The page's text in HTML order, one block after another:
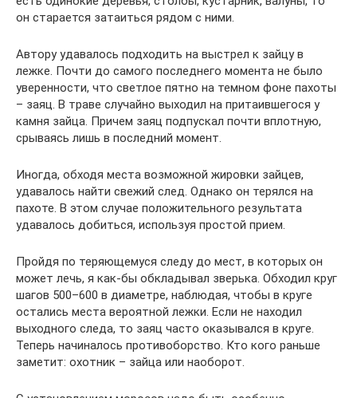
он старается затаиться рядом с ними.
Автору удавалось подходить на выстрел к зайцу в
лежке. Почти до самого последнего момента не было
уверенности, что светлое пятно на темном фоне пахоты
– заяц. В траве случайно выходил на притаившегося у
камня зайца. Причем заяц подпускал почти вплотную,
срываясь лишь в последний момент.
Иногда, обходя места возможной жировки зайцев,
удавалось найти свежий след. Однако он терялся на
пахоте. В этом случае положительного результата
удавалось добиться, используя простой прием.
Пройдя по теряющемуся следу до мест, в которых он
может лечь, я как-бы обкладывал зверька. Обходил круг
шагов 500–600 в диаметре, наблюдая, чтобы в круге
остались места вероятной лежки. Если не находил
выходного следа, то заяц часто оказывался в круге.
Теперь начиналось противоборство. Кто кого раньше
заметит: охотник – зайца или наоборот.